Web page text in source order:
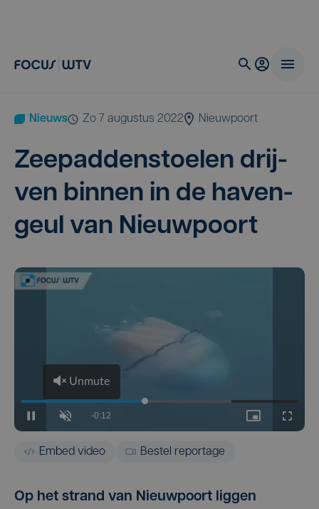
Nieuws zo 7 augustus 2022 Nieuwpoort
Zeepad­den­stoe­len drij­
ven bin­nen in de haven­
geul van Nieuwpoort
Embed video Bestel reportage
Op het strand van Nieuwpoort liggen